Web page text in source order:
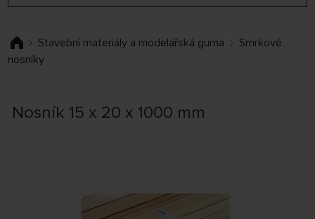
Stavební materiály a modelářská guma
Smrkové
nosníky
Nosník 15 x 20 x 1000 mm